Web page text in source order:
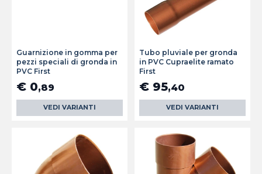
Guarnizione in gomma per
pezzi speciali di gronda in
PVC First
€ 0,89
VEDI VARIANTI
Tubo pluviale per gronda
in PVC Cupraelite ramato
First
€ 95,40
VEDI VARIANTI